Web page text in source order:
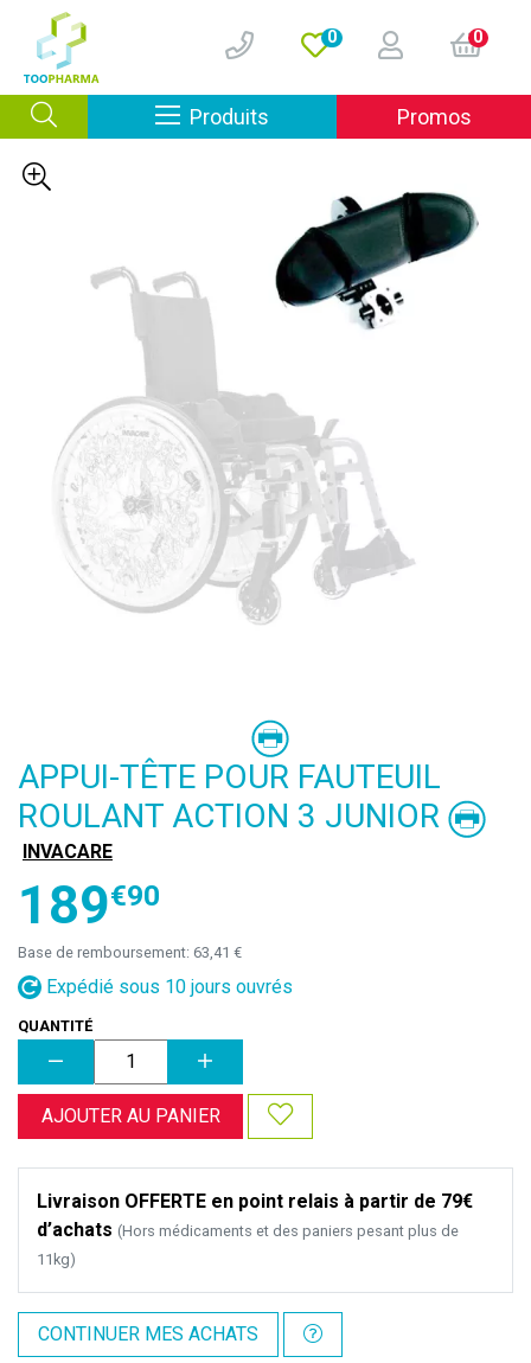
0 0
Produits Afficher la navigation
Promos
APPUI-TÊTE POUR FAUTEUIL
ROULANT ACTION 3 JUNIOR
INVACARE
189€90
Base de remboursement: 63,41 €
Expédié sous 10 jours ouvrés
QUANTITÉ
AJOUTER AU PANIER
Livraison OFFERTE en point relais à partir de 79€
d’achats (Hors médicaments et des paniers pesant plus de
11kg)
CONTINUER MES ACHATS